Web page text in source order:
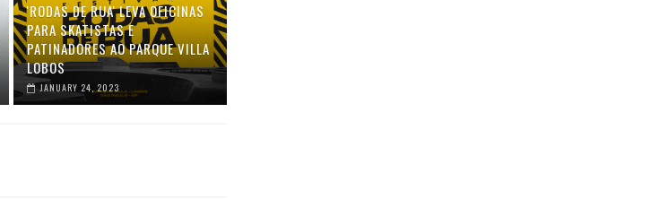
'RODAS DE RUA' LEVA OFICINAS
PARA SKATISTAS E
PATINADORES AO PARQUE VILLA
LOBOS
JANUARY 24, 2023